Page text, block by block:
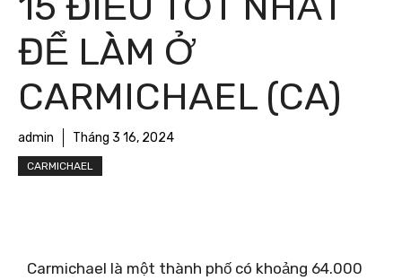
ĐỂ LÀM Ở
CARMICHAEL (CA)
admin Tháng 3 16, 2024
CARMICHAEL
Carmichael là một thành phố có khoảng 64.000